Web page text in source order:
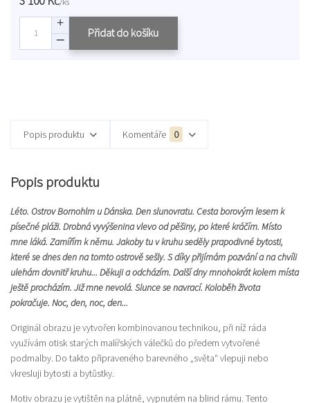
Přidat do košíku
Popis produktu Komentáře 0
Popis produktu
Léto. Ostrov Bornohlm u Dánska. Den slunovratu. Cesta borovým lesem k
písečné pláži. Drobná vyvýšenina vlevo od pěšiny, po které kráčím. Místo
mne láká. Zamířím k němu. Jakoby tu v kruhu seděly prapodivné bytosti,
které se dnes den na tomto ostrově sešly. S díky přijímám pozvání a na chvíli
ulehám dovnitř kruhu... Děkuji a odcházím. Další dny mnohokrát kolem místa
ještě procházím. Již mne nevolá. Slunce se navrací. Koloběh života
pokračuje. Noc, den, noc, den...
Originál obrazu je vytvořen kombinovanou technikou, při níž ráda
využívám otisk starých malířských válečků do předem vytvořené
podmalby. Do takto připraveného barevného „světa“ vlepuji nebo
vkresluji bytosti a bytůstky.
Motiv obrazu je vytištěn na plátně, vypnutém na blind rámu. Tento